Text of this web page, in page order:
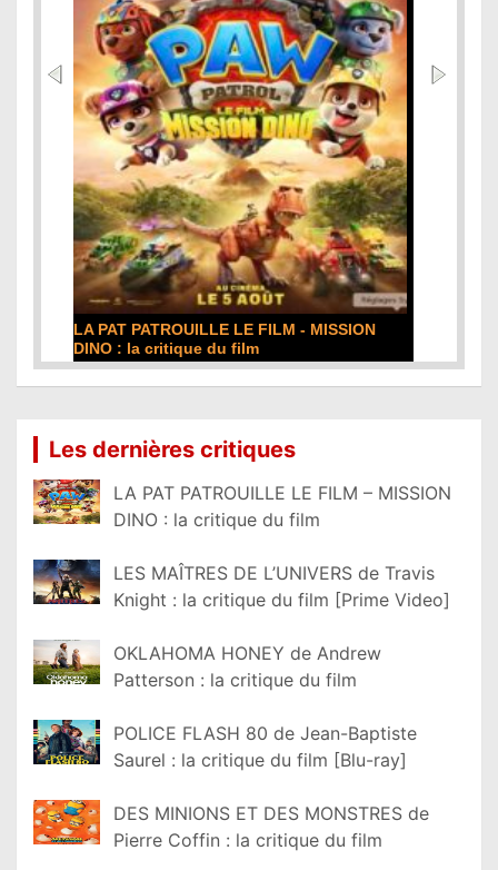
LA PAT PATROUILLE LE FILM - MISSION
DINO : la critique du film
Les dernières critiques
LA PAT PATROUILLE LE FILM – MISSION
DINO : la critique du film
LES MAÎTRES DE L’UNIVERS de Travis
Knight : la critique du film [Prime Video]
OKLAHOMA HONEY de Andrew
Patterson : la critique du film
POLICE FLASH 80 de Jean-Baptiste
Saurel : la critique du film [Blu-ray]
DES MINIONS ET DES MONSTRES de
Pierre Coffin : la critique du film